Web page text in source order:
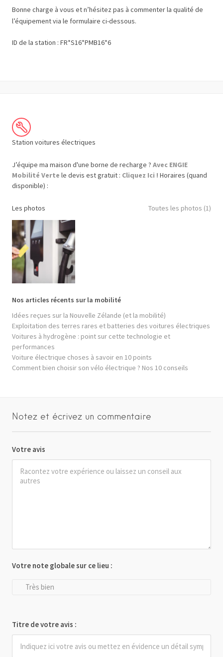
Bonne charge à vous et n’hésitez pas à commenter la qualité de
l’équipement via le formulaire ci-dessous.
ID de la station : FR*S16*PMB16*6
Station voitures électriques
J’équipe ma maison d'une borne de recharge ? Avec ENGIE
Mobilité Verte le devis est gratuit : Cliquez Ici ! Horaires (quand
disponible) :
Les photos Toutes les photos (1)
Nos articles récents sur la mobilité
Idées reçues sur la Nouvelle Zélande (et la mobilité)
Exploitation des terres rares et batteries des voitures électriques
Voitures à hydrogène : point sur cette technologie et
performances
Voiture électrique choses à savoir en 10 points
Comment bien choisir son vélo électrique ? Nos 10 conseils
Notez et écrivez un commentaire
Votre avis
Votre note globale sur ce lieu :
Très bien
Titre de votre avis :